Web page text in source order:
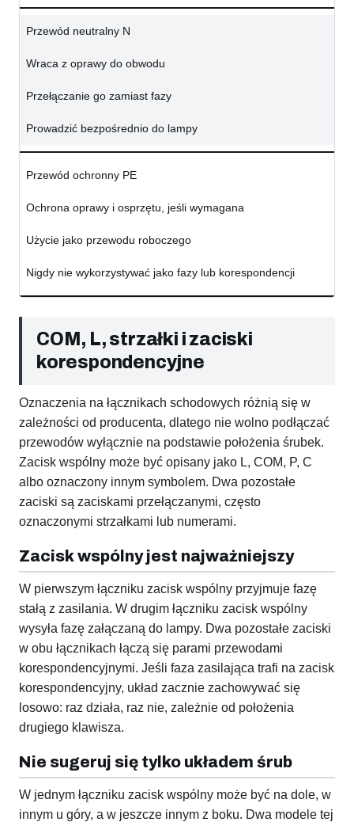
Przewód neutralny N
Wraca z oprawy do obwodu
Przełączanie go zamiast fazy
Prowadzić bezpośrednio do lampy
Przewód ochronny PE
Ochrona oprawy i osprzętu, jeśli wymagana
Użycie jako przewodu roboczego
Nigdy nie wykorzystywać jako fazy lub korespondencji
COM, L, strzałki i zaciski
korespondencyjne
Oznaczenia na łącznikach schodowych różnią się w
zależności od producenta, dlatego nie wolno podłączać
przewodów wyłącznie na podstawie położenia śrubek.
Zacisk wspólny może być opisany jako L, COM, P, C
albo oznaczony innym symbolem. Dwa pozostałe
zaciski są zaciskami przełączanymi, często
oznaczonymi strzałkami lub numerami.
Zacisk wspólny jest najważniejszy
W pierwszym łączniku zacisk wspólny przyjmuje fazę
stałą z zasilania. W drugim łączniku zacisk wspólny
wysyła fazę załączaną do lampy. Dwa pozostałe zaciski
w obu łącznikach łączą się parami przewodami
korespondencyjnymi. Jeśli faza zasilająca trafi na zacisk
korespondencyjny, układ zacznie zachowywać się
losowo: raz działa, raz nie, zależnie od położenia
drugiego klawisza.
Nie sugeruj się tylko układem śrub
W jednym łączniku zacisk wspólny może być na dole, w
innym u góry, a w jeszcze innym z boku. Dwa modele tej